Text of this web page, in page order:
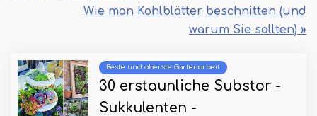
Wie man Kohlblätter beschnitten (und
warum Sie sollten) »
Beste und oberste Gartenarbeit
30 erstaunliche Substor -
Sukkulenten -